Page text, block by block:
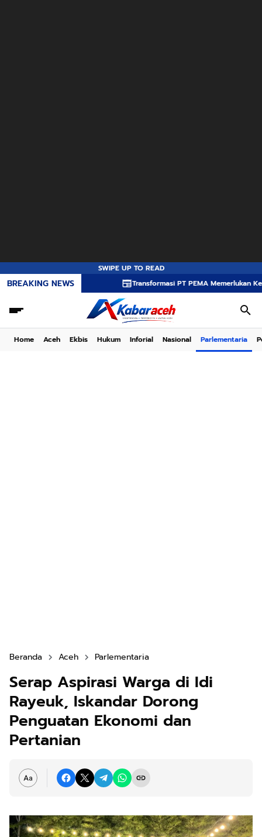
SWIPE UP TO READ
BREAKING NEWS Transformasi PT PEMA Memerlukan
Home Aceh Ekbis Hukum Inforial Nasional Parlementaria
Beranda Aceh Parlementaria
Serap Aspirasi Warga di Idi
Rayeuk, Iskandar Dorong
Penguatan Ekonomi dan
Pertanian